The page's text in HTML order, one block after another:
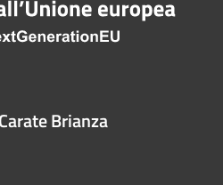
Brianza